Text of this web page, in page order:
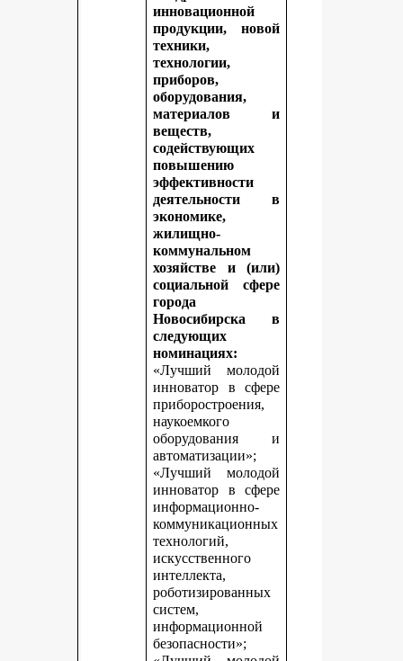
инновационной
продукции, новой
техники,
технологии,
приборов,
оборудования,
материалов и
веществ,
содействующих
повышению
эффективности
деятельности в
экономике,
жилищно-
коммунальном
хозяйстве и (или)
социальной сфере
города
Новосибирска в
следующих
номинациях:
«Лучший молодой
инноватор в сфере
приборостроения,
наукоемкого
оборудования и
автоматизации»;
«Лучший молодой
инноватор в сфере
информационно-
коммуникационных
технологий,
искусственного
интеллекта,
роботизированных
систем,
информационной
безопасности»;